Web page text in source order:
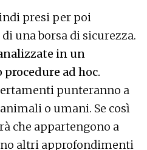
presi per poi
una borsa di sicurezza.
in un
ad hoc.
punteranno a
o umani. Se così
che appartengono a
altri approfondimenti